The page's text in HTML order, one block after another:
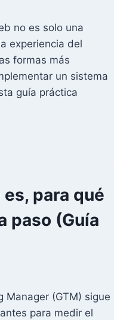
no es solo una
experiencia del
formas más
un sistema
guía práctica
para qué
paso (Guía
Manager (GTM) sigue
para medir el